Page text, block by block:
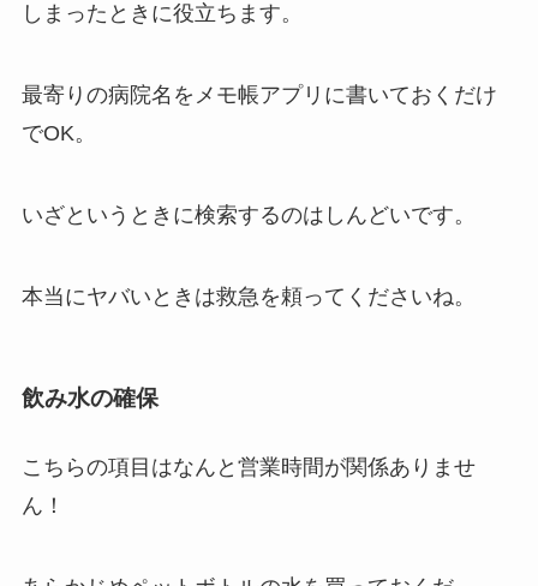
しまったときに役立ちます。
最寄りの病院名をメモ帳アプリに書いておくだけ
でOK。
いざというときに検索するのはしんどいです。
本当にヤバいときは救急を頼ってくださいね。
飲み水の確保
こちらの項目はなんと営業時間が関係ありませ
ん！